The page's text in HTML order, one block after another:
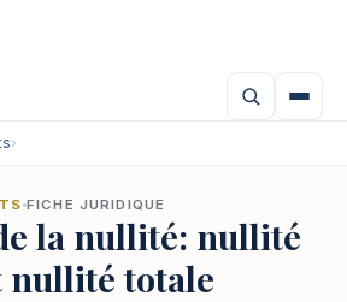
›
FICHE JURIDIQUE
la nullité: nullité
totale